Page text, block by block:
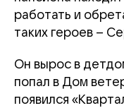
работать и
таких героев –
Он вырос в
попал в Дом
появился